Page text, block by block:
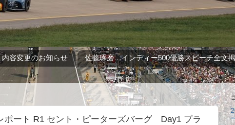
容変更のお知らせ
佐藤琢磨 インディー500優勝スピーチ全文
ポート R1 セント・ピーターズバーグ Day1 プラ